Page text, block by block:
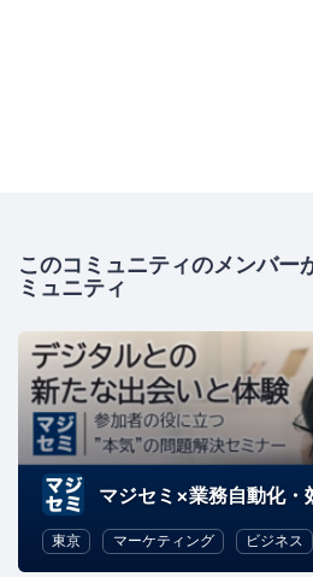
このコミュニティのメンバー
ミュニティ
東京 マーケティング ビジネス